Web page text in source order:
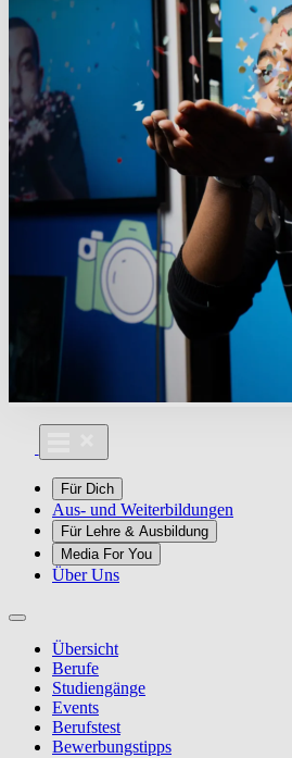
Für Dich
Aus- und Weiterbildungen
Für Lehre & Ausbildung
Media For You
Über Uns
Übersicht
Berufe
Studiengänge
Events
Berufstest
Bewerbungstipps